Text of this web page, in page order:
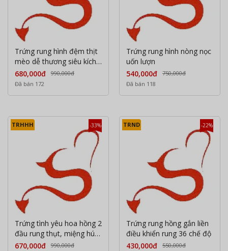
Trứng rung hình đệm thịt
mèo dễ thương siêu kích
thích điều khiển qua APP
680,000đ
990,000đ
Đã bán 172
Trứng rung hình nòng nọc
uốn lượn
540,000đ
750,000đ
Đã bán 118
-33%
TRHHH
Trứng tình yêu hoa hồng 2
đầu rung thụt, miệng hút
cực phê
670,000đ
990,000đ
-22%
TRND
Trứng rung hồng gắn liền
điều khiển rung 36 chế độ
430,000đ
550,000đ